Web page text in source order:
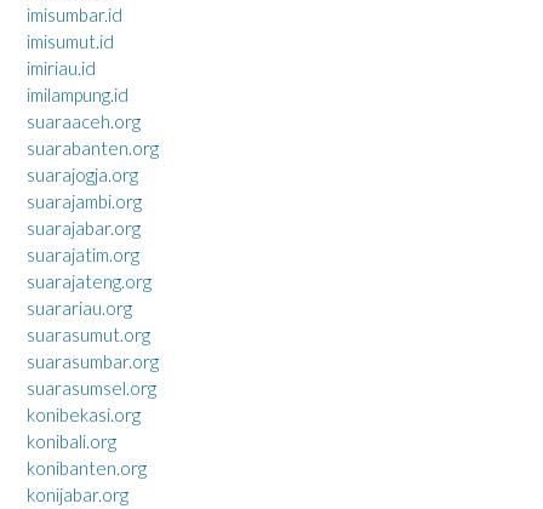
imisumbar.id
imisumut.id
imiriau.id
imilampung.id
suaraaceh.org
suarabanten.org
suarajogja.org
suarajambi.org
suarajabar.org
suarajatim.org
suarajateng.org
suarariau.org
suarasumut.org
suarasumbar.org
suarasumsel.org
konibekasi.org
konibali.org
konibanten.org
konijabar.org